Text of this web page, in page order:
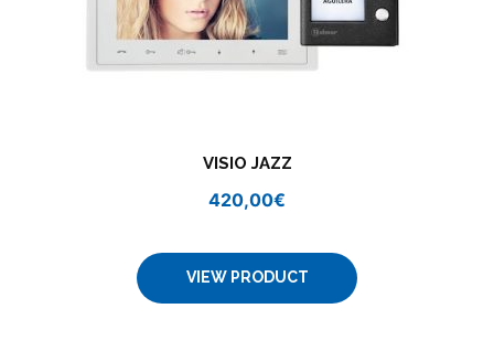
VISIO JAZZ
420,00€
VIEW PRODUCT